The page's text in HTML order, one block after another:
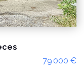
site Géorisques :
79 000 €